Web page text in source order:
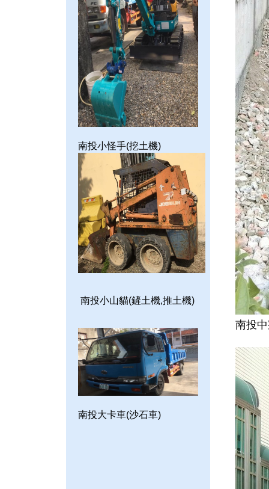
南投小怪手(挖土機)
南投小山貓(鏟土機,推土機)
南投大卡車(沙石車)
南投